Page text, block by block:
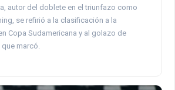
autor del doblete en el triunfazo como
se refirió a la clasificación a la
Copa Sudamericana y al golazo de
marcó.